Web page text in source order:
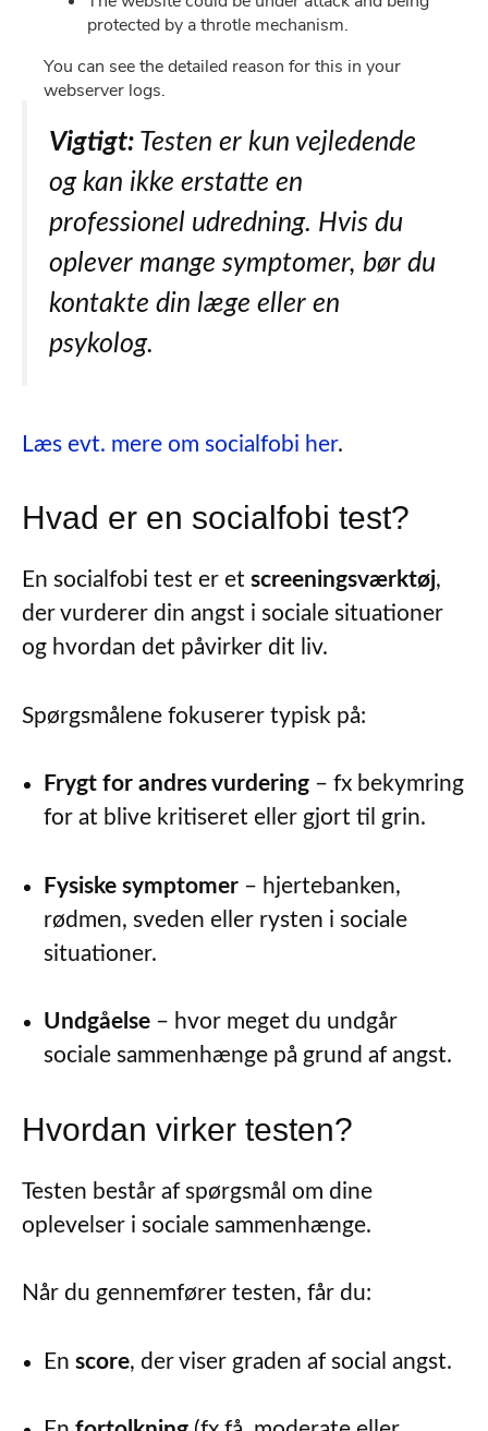
Vigtigt: Testen er kun vejledende
og kan ikke erstatte en
professionel udredning. Hvis du
oplever mange symptomer, bør du
kontakte din læge eller en
psykolog.
Læs evt. mere om socialfobi her.
Hvad er en socialfobi test?
En socialfobi test er et screeningsværktøj,
der vurderer din angst i sociale situationer
og hvordan det påvirker dit liv.
Spørgsmålene fokuserer typisk på:
Frygt for andres vurdering – fx bekymring
for at blive kritiseret eller gjort til grin.
Fysiske symptomer – hjertebanken,
rødmen, sveden eller rysten i sociale
situationer.
Undgåelse – hvor meget du undgår
sociale sammenhænge på grund af angst.
Hvordan virker testen?
Testen består af spørgsmål om dine
oplevelser i sociale sammenhænge.
Når du gennemfører testen, får du:
En score, der viser graden af social angst.